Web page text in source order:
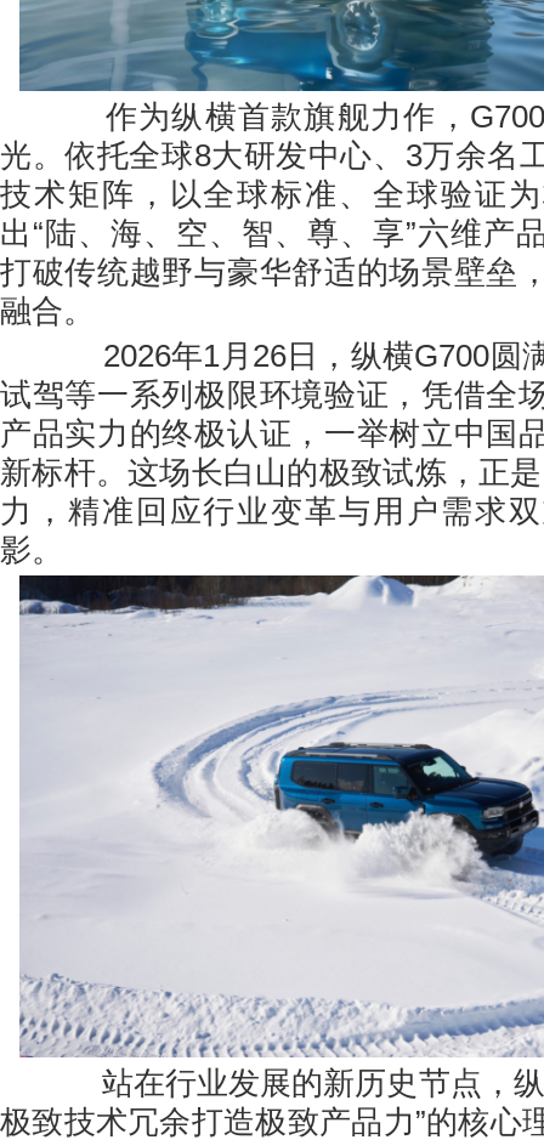
作为纵横首款旗舰力作，G700
光。依托全球8大研发中心、3万余名
技术矩阵，以全球标准、全球验证
出“陆、海、空、智、尊、享”六维产
打破传统越野与豪华舒适的场景壁垒
融合。
2026年1月26日，纵横G700圆
试驾等一系列极限环境验证，凭借全
产品实力的终极认证，一举树立中国
新标杆。这场长白山的极致试炼，正
力，精准回应行业变革与用户需求
影。
站在行业发展的新历史节点，纵
极致技术冗余打造极致产品力”的核心